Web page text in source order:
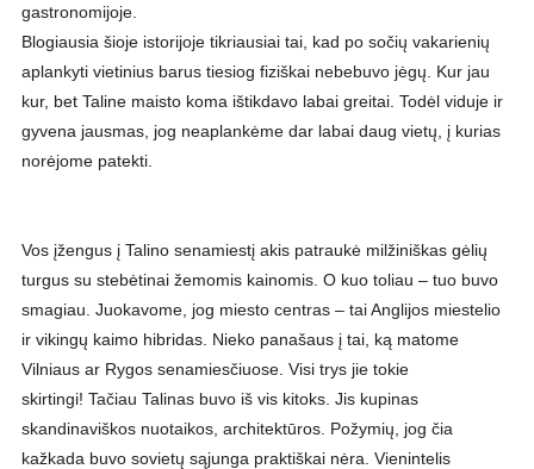
gastronomijoje.
Blogiausia šioje istorijoje tikriausiai tai, kad po sočių vakarienių
aplankyti vietinius barus tiesiog fiziškai nebebuvo jėgų. Kur jau
kur, bet Taline maisto koma ištikdavo labai greitai. Todėl viduje ir
gyvena jausmas, jog neaplankėme dar labai daug vietų, į kurias
norėjome patekti.
Vos įžengus į Talino senamiestį akis patraukė milžiniškas gėlių
turgus su stebėtinai žemomis kainomis. O kuo toliau – tuo buvo
smagiau. Juokavome, jog miesto centras – tai Anglijos miestelio
ir vikingų kaimo hibridas. Nieko panašaus į tai, ką matome
Vilniaus ar Rygos senamiesčiuose. Visi trys jie tokie
skirtingi! Tačiau Talinas buvo iš vis kitoks. Jis kupinas
skandinaviškos nuotaikos, architektūros. Požymių, jog čia
kažkada buvo sovietų sąjunga praktiškai nėra. Vienintelis